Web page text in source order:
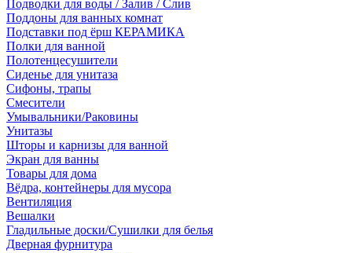
Подводки для воды / Залив / Слив
Поддоны для ванных комнат
Подставки под ёрш КЕРАМИКА
Полки для ванной
Полотенцесушители
Сиденье для унитаза
Сифоны, трапы
Смесители
Умывальники/Раковины
Унитазы
Шторы и карнизы для ванной
Экран для ванны
Товары для дома
Вёдра, контейнеры для мусора
Вентиляция
Вешалки
Гладильные доски/Сушилки для белья
Дверная фурнитура